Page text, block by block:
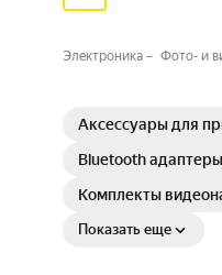
Электроника Фото- и
Аксессуары для
Bluetooth адаптеры
Комплекты
Показать еще